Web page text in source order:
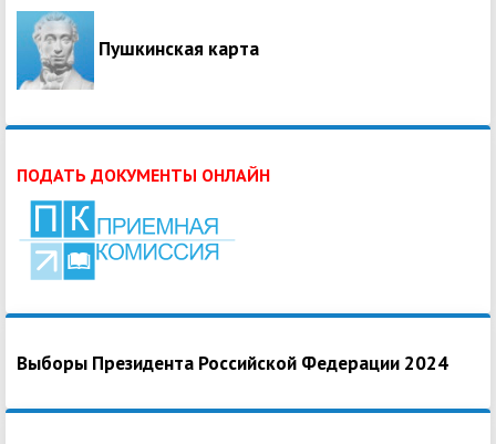
Пушкинская карта
ПОДАТЬ ДОКУМЕНТЫ ОНЛАЙН
Выборы Президента Российской Федерации 2024